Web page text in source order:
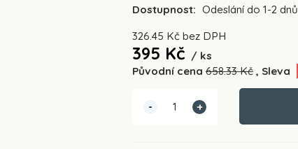
Dostupnost: Odeslání do 1-2 dnů
326.45 Kč bez DPH
395 Kč
ks
Původní cena 658.33Kč Sleva